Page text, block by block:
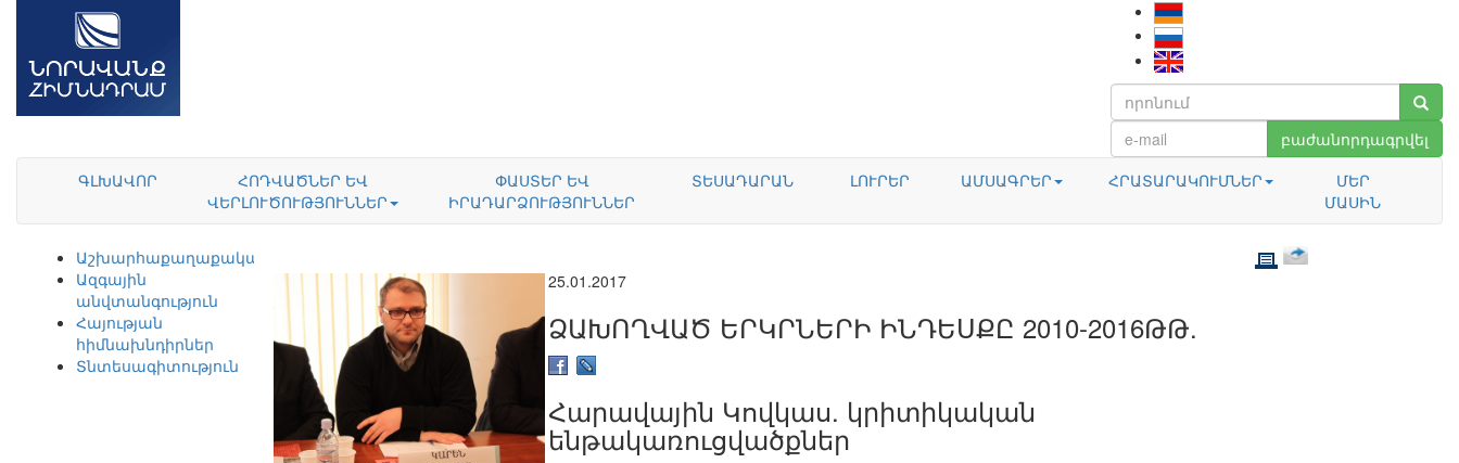
բաժանորդագրվել
ԳԼԽԱՎՈՐ
ՀՈԴՎԱԾՆԵՐ ԵՎ
ՎԵՐԼՈՒԾՈՒԹՅՈՒՆՆԵՐ
ՓԱՍՏԵՐ ԵՎ
ԻՐԱԴԱՐՁՈՒԹՅՈՒՆՆԵՐ
ՏԵՍԱԴԱՐԱՆ ԼՈՒՐԵՐ ԱՄՍԱԳՐԵՐ ՀՐԱՏԱՐԱԿՈՒՄՆԵՐ
ՄԵՐ
ՄԱՍԻՆ
Աշխարհաքաղաքականություն
Ազգային
անվտանգություն
Հայության
հիմնախնդիրներ
Տնտեսագիտություն
25.01.2017
ՁԱԽՈՂՎԱԾ ԵՐԿՐՆԵՐԻ ԻՆԴԵՍՔԸ 2010-2016ԹԹ.
Հարավային Կովկաս. կրիտիկական
ենթակառուցվածքներ